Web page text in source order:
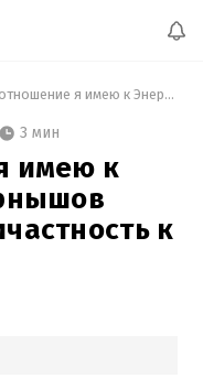
Какое отношение я имею к Энергоатому, – Чернышов отрицает свою причастность к схеме Миндича
3 мин
имею к
к